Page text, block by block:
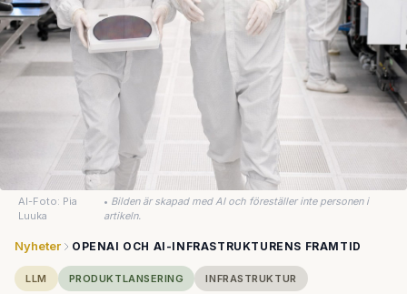
AI-Foto: Pia
Luuka
• Bilden är skapad med AI och föreställer inte personen i
artikeln.
Nyheter OPENAI OCH AI-INFRASTRUKTURENS FRAMTID
LLM PRODUKTLANSERING INFRASTRUKTUR